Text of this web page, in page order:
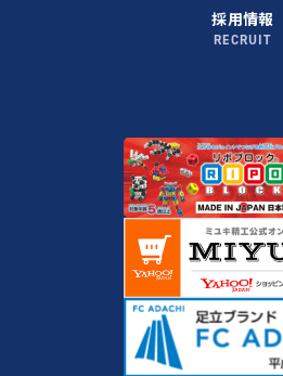
採用情報
RECRUIT